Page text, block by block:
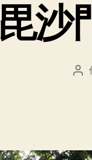
毘沙
投